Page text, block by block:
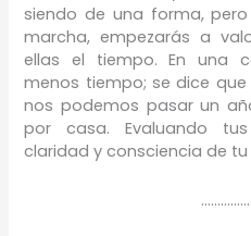
siendo de una forma,
marcha, empezarás a
ellas el tiempo. En una
menos tiempo; se dice
nos podemos pasar un
por casa. Evaluando
claridad y consciencia de